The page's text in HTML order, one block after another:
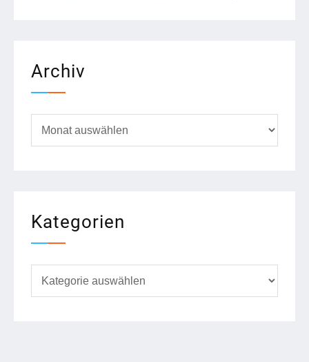
Archiv
Kategorien